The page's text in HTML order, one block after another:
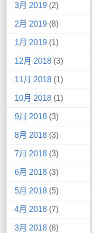
3月 2019 (2)
2月 2019 (8)
1月 2019 (1)
12月 2018 (3)
11月 2018 (1)
10月 2018 (1)
9月 2018 (3)
8月 2018 (3)
7月 2018 (3)
6月 2018 (3)
5月 2018 (5)
4月 2018 (7)
3月 2018 (8)